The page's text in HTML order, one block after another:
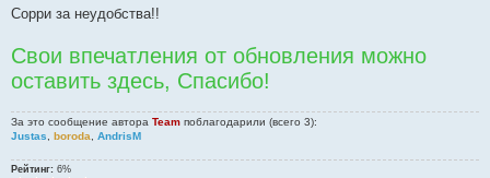
Сорри за неудобства!!
Свои впечатления от обновления можно
оставить здесь, Спасибо!
За это сообщение автора Team поблагодарили (всего 3):
Justas
boroda AndrisM
Рейтинг: 6%